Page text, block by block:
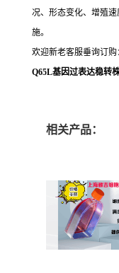
况、形态变化、增殖
施。
欢迎新老客服垂询订购
Q65L基因过表达稳转
相关产品：